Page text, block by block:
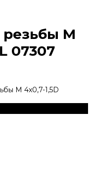
M
07307
M 4х0,7-1,5D